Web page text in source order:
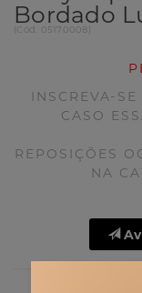
Bordado
(Cód. 05170008
INSCREVA-
CASO
REPOSIÇÕES
NA